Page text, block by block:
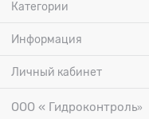
Категории
Информация
Личный кабинет
ООО « Гидроконтроль»